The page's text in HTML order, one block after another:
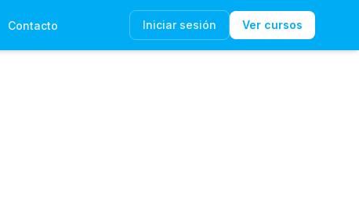
Contacto Iniciar sesión Ver cursos